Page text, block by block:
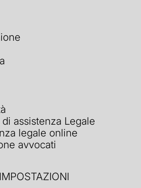
assistenza Legale
legale online
avvocati